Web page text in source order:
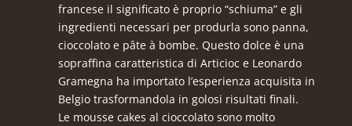
francese il significato è proprio “schiuma” e gli
ingredienti necessari per produrla sono panna,
cioccolato e pâte à bombe. Questo dolce è una
sopraffina caratteristica di Articioc e Leonardo
Gramegna ha importato l’esperienza acquisita in
Belgio trasformandola in golosi risultati finali.
Le mousse cakes al cioccolato sono molto